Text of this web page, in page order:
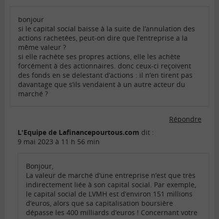
bonjour
si le capital social baisse à la suite de l’annulation des
actions rachetées, peut-on dire que l’entreprise a la
même valeur ?
si elle rachète ses propres actions, elle les achète
forcément à des actionnaires. donc ceux-ci reçoivent
des fonds en se delestant d’actions : il n’en tirent pas
davantage que s’ils vendaient à un autre acteur du
marché ?
Répondre
L'Equipe de Lafinancepourtous.com dit :
9 mai 2023 à 11 h 56 min
Bonjour,
La valeur de marché d’une entreprise n’est que très
indirectement liée à son capital social. Par exemple,
le capital social de LVMH est d’environ 151 millions
d’euros, alors que sa capitalisation boursière
dépasse les 400 milliards d’euros ! Concernant votre